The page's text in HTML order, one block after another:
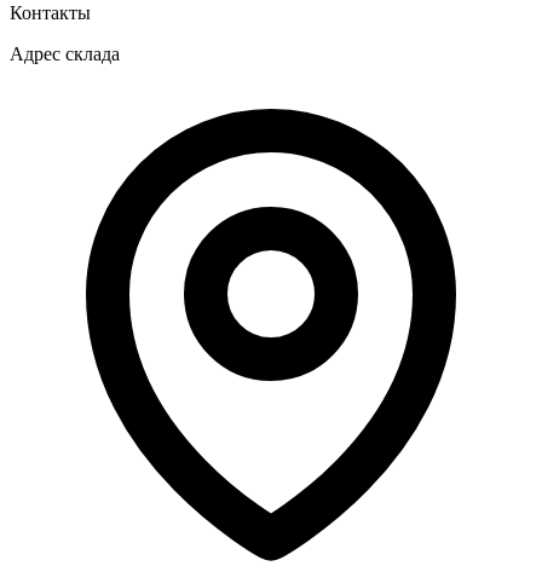
Контакты
Адрес склада